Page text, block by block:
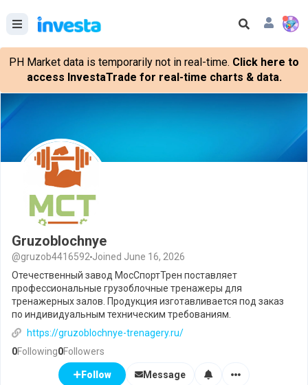
PH Market data is temporarily not in real-time. Click here to
access InvestaTrade for real-time charts & data.
Gruzoblochnye
@gruzob4416592 Joined June 16, 2026
Отечественный завод МосСпортТрен поставляет
профессиональные грузоблочные тренажеры для
тренажерных залов. Продукция изготавливается под заказ
по индивидуальным техническим требованиям.
https://gruzoblochnye-trenagery.ru/
0Following0Followers
Follow Message